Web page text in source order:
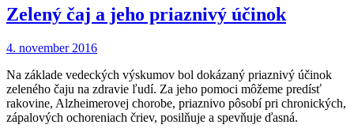
Zelený čaj a jeho priaznivý účinok
4. november 2016
Na základe vedeckých výskumov bol dokázaný priaznivý účinok
zeleného čaju na zdravie ľudí. Za jeho pomoci môžeme predísť
rakovine, Alzheimerovej chorobe, priaznivo pôsobí pri chronických,
zápalových ochoreniach čriev, posilňuje a spevňuje ďasná.